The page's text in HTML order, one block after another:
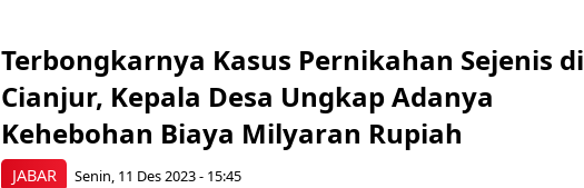
JABAR
Terbongkarnya Kasus Pernikahan Sejenis di
Cianjur, Kepala Desa Ungkap Adanya
Kehebohan Biaya Milyaran Rupiah
Senin, 11 Des 2023 - 15:45